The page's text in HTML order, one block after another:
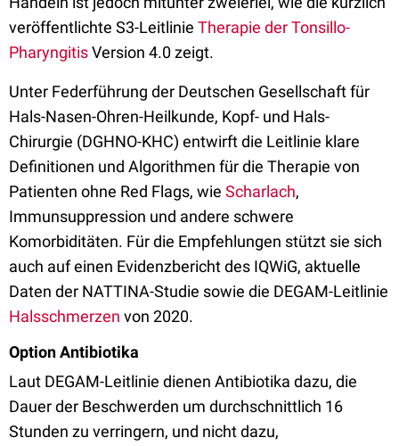
veröffentlichte S3-Leitlinie Therapie der Tonsillo-
PharyngitisVersion 4.0 zeigt.
Unter Federführung der Deutschen Gesellschaft für
Hals-Nasen-Ohren-Heilkunde, Kopf- und Hals-
Chirurgie (DGHNO-KHC) entwirft die Leitlinie klare
Definitionen und Algorithmen für die Therapie von
Patienten ohne Red Flags, wie Scharlach,
Immunsuppression und andere schwere
Komorbiditäten. Für die Empfehlungen stützt sie sich
auch auf einen Evidenzbericht des IQWiG, aktuelle
Daten der NATTINA-Studie sowie die DEGAM-Leitlinie
Halsschmerzen von 2020.
Option Antibiotika
Laut DEGAM-Leitlinie dienen Antibiotika dazu, die
Dauer der Beschwerden um durchschnittlich 16
Stunden zu verringern, und nicht dazu,